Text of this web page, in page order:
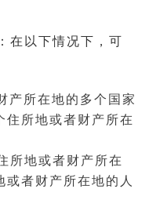
在以下情况下，可
产所在地的多个国家
住所地或者财产所在
所地或者财产所在
者财产所在地的人